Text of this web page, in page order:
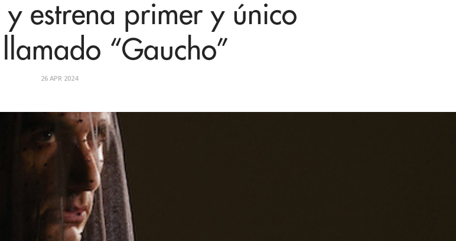
y estrena primer y único
“Gaucho”
26 APR 2024